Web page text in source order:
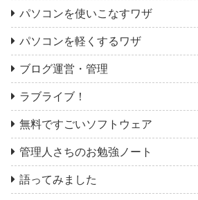
パソコンを使いこなすワザ
パソコンを軽くするワザ
ブログ運営・管理
ラブライブ！
無料ですごいソフトウェア
管理人さちのお勉強ノート
語ってみました